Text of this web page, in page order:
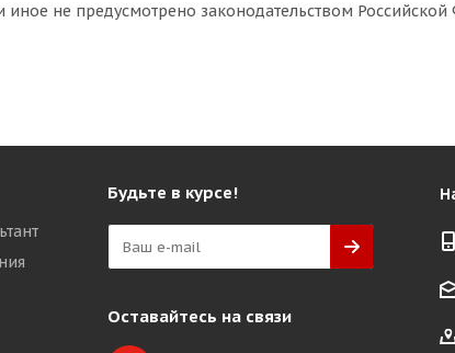
не предусмотрено законодательством
Будьте в курсе!
Оставайтесь на связи